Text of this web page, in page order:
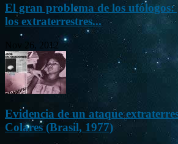
El gran problema de los ufólogos:
los extraterrestres...
Nov 26, 2012
Evidencia de un ataque
Colares (Brasil, 1977)